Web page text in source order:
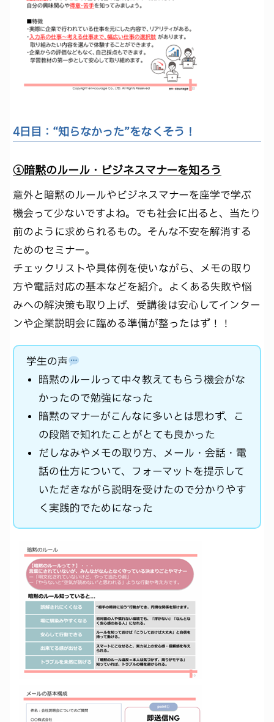
4日目：“知らなかった”をなくそう！
①暗黙のルール・ビジネスマナーを知ろう
意外と暗黙のルールやビジネスマナーを座学で学ぶ
機会って少ないですよね。でも社会に出ると、当たり
前のように求められるもの。そんな不安を解消する
ためのセミナー。
チェックリストや具体例を使いながら、メモの取り
方や電話対応の基本などを紹介。よくある失敗や悩
みへの解決策も取り上げ、受講後は安心してインター
ンや企業説明会に臨める準備が整ったはず！！
学生の声
暗黙のルールって中々教えてもらう機会がな
かったので勉強になった
暗黙のマナーがこんなに多いとは思わず、こ
の段階で知れたことがとても良かった
だしなみやメモの取り方、メール・会話・電
話の仕方について、フォーマットを提示して
いただきながら説明を受けたので分かりやす
く実践的でためになった